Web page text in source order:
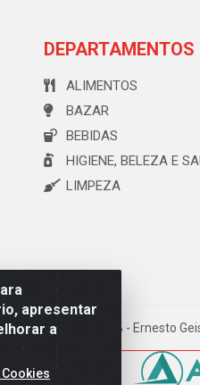
apresentar
a
DEPARTAMENTOS
ALIMENTOS
BAZAR
BEBIDAS
HIGIENE, BELEZA E
LIMPEZA
173 Galpão B - Ernesto